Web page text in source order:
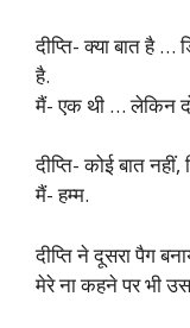
दीप्ति- क्या बात है
है.
मैं- एक थी … लेकिन
दीप्ति- कोई बात
मैं- हम्म.
दीप्ति ने दूसरा पैग
मेरे ना कहने पर भी